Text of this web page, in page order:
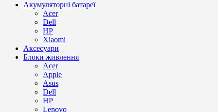
Акумуляторні батареї
Acer
Dell
HP
Xiaomi
Аксесуари
Блоки живлення
Acer
Apple
Asus
Dell
HP
Lenovo